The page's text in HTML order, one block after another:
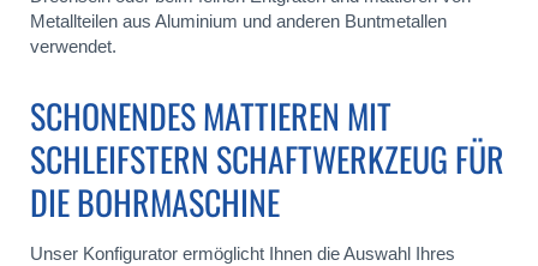
Metallteilen aus Aluminium und anderen Buntmetallen
verwendet.
SCHONENDES MATTIEREN MIT
SCHLEIFSTERN SCHAFTWERKZEUG FÜR
DIE BOHRMASCHINE
Unser Konfigurator ermöglicht Ihnen die Auswahl Ihres